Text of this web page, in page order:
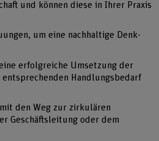
und können diese in Ihrer Praxis
um eine nachhaltige Denk-
erfolgreiche Umsetzung der
Handlungsbedarf
den Weg zur zirkulären
Geschäftsleitung oder dem